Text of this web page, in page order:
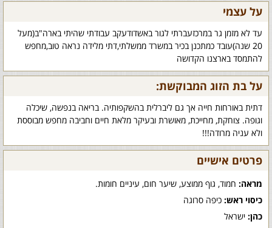
על עצמי
עד לא מזמן גר במרכזעברתי לגור באשדודעקב עבודתי שהיתי בארה"ב(מעל
20 שנה)עובד כמתכנן בכיר במשרד ממשלתי,דתי מלידה נראה טוב,מחפש
להתמסד בארצנו הקדושה
על בת הזוג המבוקשת:
דתית באורחות חייה אך גם ליברלית בהשקפותיה. בריאה בנפשה, שיכלה
וגופה. צוחקת, מחייכת, מאושרת ובעיקר מלאת חיים וחביבה מחפש מבוססת
ולא עניה מרודה!!!
פרטים אישיים
מראה: חמוד, גוף ממוצע, שיער חום, עיניים חומות.
כיסוי ראש: כיפה סרוגה
כהן: ישראל